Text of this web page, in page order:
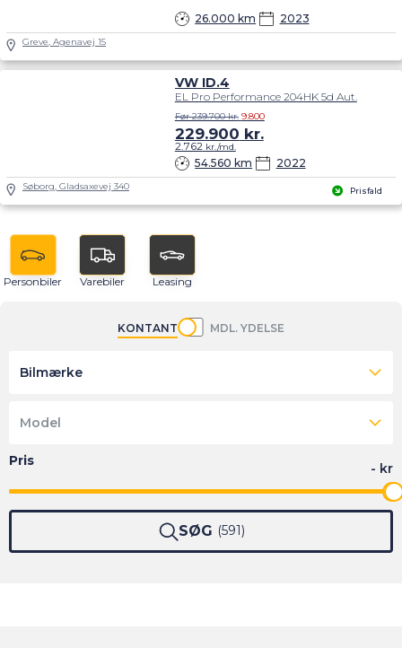
26.000 km 2023
Greve, Agenavej 15
Prisfald
VW ID.4
EL Pro Performance 204HK 5d Aut.
54.560 km 2022
Før 239.700 kr. 9.800
229.900 kr.
2.762kr./md.
Søborg, Gladsaxevej 340
Personbiler Varebiler Leasing
KONTANT MDL. YDELSE
Bilmærke
Model
SØG 591